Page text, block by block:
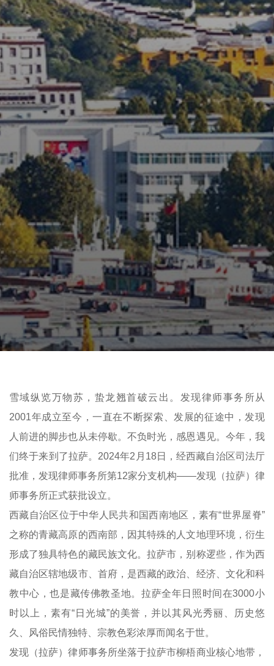
雪域纵览万物苏，蛰龙翘首破云出。发现律师事务所从
2001年成立至今，一直在不断探索、发展的征途中，发现
人前进的脚步也从未停歇。不负时光，感恩遇见。今年，我
们终于来到了拉萨。2024年2月18日，经西藏自治区司法厅
批准，发现律师事务所第12家分支机构——发现（拉萨）律
师事务所正式获批设立。
西藏自治区位于中华人民共和国西南地区，素有“世界屋脊”
之称的青藏高原的西南部，因其特殊的人文地理环境，衍生
形成了独具特色的藏民族文化。拉萨市，别称逻些，作为西
藏自治区辖地级市、首府，是西藏的政治、经济、文化和科
教中心，也是藏传佛教圣地。拉萨全年日照时间在3000小
时以上，素有“日光城”的美誉，并以其风光秀丽、历史悠
久、风俗民情独特、宗教色彩浓厚而闻名于世。
发现（拉萨）律师事务所坐落于拉萨市柳梧商业核心地带，